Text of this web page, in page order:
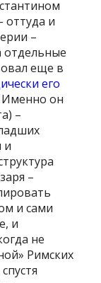
оттуда и
–
отдельные
еще в
его
Именно он
–
и
–
и сами
и
не
Римских